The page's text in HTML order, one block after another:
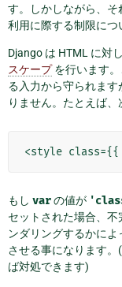
す。しかしながら、
利用に際する制限につ
Django は HTML に対
スケープを行います。
る入力から守られま
りません。たとえば、
もし varの値が
セットされた場合、
ンダリングするかに
させる事になります
ば対処できます)